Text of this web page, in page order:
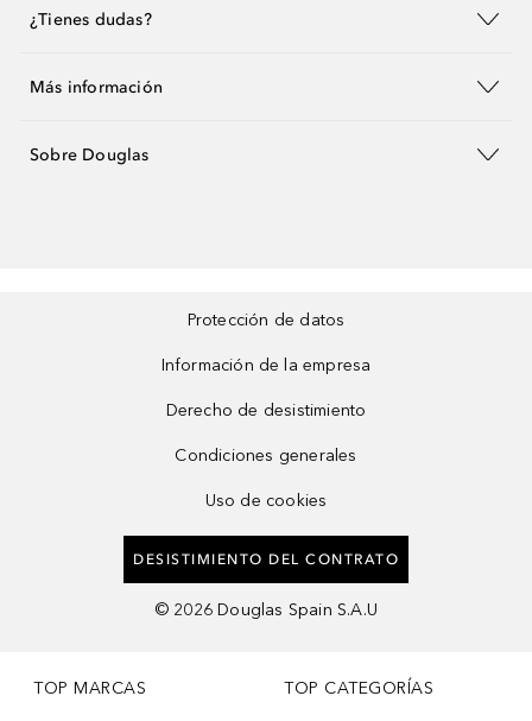
¿Tienes dudas?
Más información
Sobre Douglas
Protección de datos
Información de la empresa
Derecho de desistimiento
Condiciones generales
Uso de cookies
DESISTIMIENTO DEL CONTRATO
© 2026 Douglas Spain S.A.U
TOP MARCAS TOP CATEGORÍAS